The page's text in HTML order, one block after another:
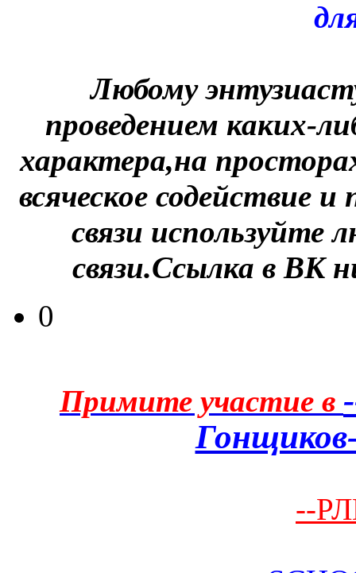
Любому
проведением каких-
характера,на
всяческое содействие
связи используйте
связи.Ссылка в ВК
0
Примите участие в
--